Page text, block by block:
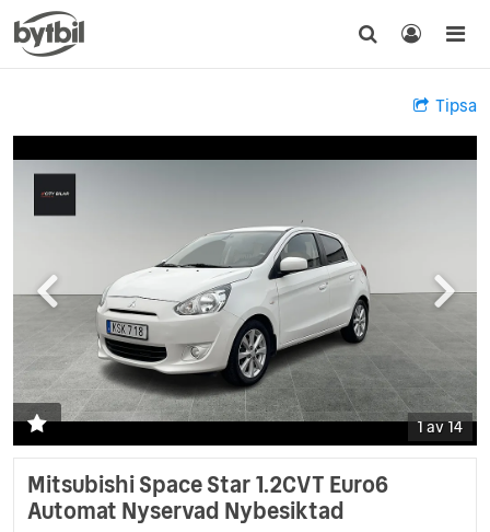
Tipsa
1 av 14
Mitsubishi Space Star 1.2CVT Euro6
Automat Nyservad Nybesiktad